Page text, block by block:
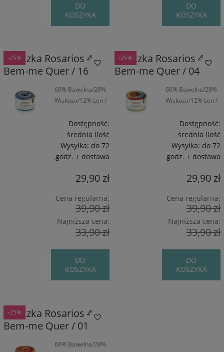
DO
KOSZYKA
DO
KOSZYKA
Włóczka Rosarios 4
Bem-me Quer / 16
60% Bawełna/28%
Wiskoza/12% Len /
Dostępność:
średnia ilość
Wysyłka: do 72
godz. + dostawa
29,90 zł
Cena regularna:
39,90 zł
Najniższa cena:
33,90 zł
DO
KOSZYKA
-25%
Włóczka Rosarios 4
Bem-me Quer / 04
60% Bawełna/28%
Wiskoza/12% Len /
Dostępność:
średnia ilość
Wysyłka: do 72
godz. + dostawa
29,90 zł
Cena regularna:
39,90 zł
Najniższa cena:
33,90 zł
DO
KOSZYKA
-25%
Włóczka Rosarios 4
Bem-me Quer / 01
60% Bawełna/28%
-25%